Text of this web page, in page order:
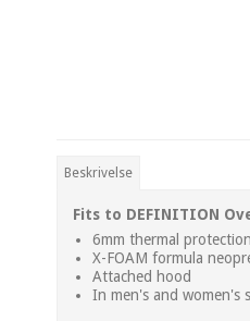
Beskrivelse
Fits to DEFINITION
6mm thermal
X-FOAM formula
Attached hood
In men's and women's